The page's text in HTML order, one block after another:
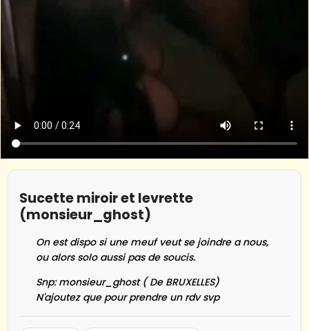
Sucette miroir et levrette
(monsieur_ghost)
On est dispo si une meuf veut se joindre a nous,
ou alors solo aussi pas de soucis.
Snp: monsieur_ghost ( De BRUXELLES)
N'ajoutez que pour prendre un rdv svp